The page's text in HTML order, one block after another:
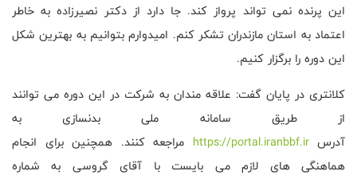
این پرنده نمی تواند پرواز کند. جا دارد از دکتر نصیرزاده به خاطر
اعتماد به استان مازندران تشکر کنم. امیدوارم بتوانیم به بهترین شکل
این دوره را برگزار کنیم.
کلانتری در پایان گفت: علاقه مندان به شرکت در این دوره می توانند
از طریق سامانه ملی بدنسازی به
آدرسhttps://portal.iranbbf.ir مراجعه کنند. همچنین برای انجام
هماهنگی های لازم می بایست با آقای گروسی به شماره